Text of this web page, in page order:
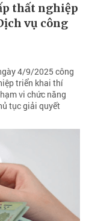
thất nghiệp
vụ công
4/9/2025 công
triển khai thí
vi chức năng
tục giải quyết